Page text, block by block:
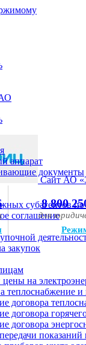
Сайт АО
8 800
для
аппарат
документы
субагентов
соглашение
закупок
на
теплоснабжение и
договора
договора
договора
показаний